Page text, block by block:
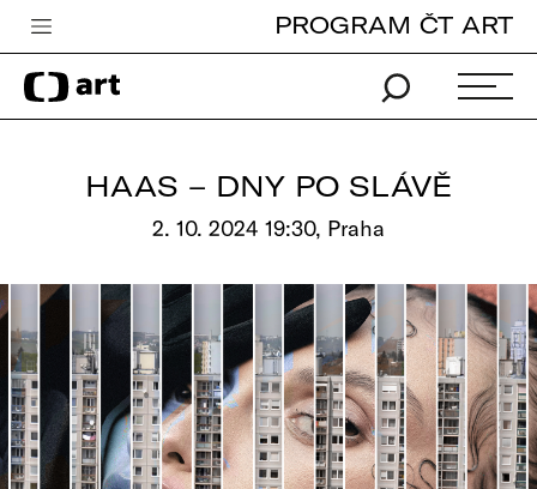
Česká televize
Zpravodajství
Pro děti
edu
Vše o ČT
PROGRAM ČT ART
HAAS – DNY PO SLÁVĚ
2. 10. 2024 19:30, Praha